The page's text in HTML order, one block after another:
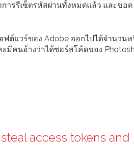
ารรีเซ็ตรหัสผ่านทั้งหมดแล้ว และขอค
ต์แวร์ของ Adobe ออกไปได้จำนวนห
มีคนอ้างว่าได้ซอร์สโค้ดของ
access tokens and